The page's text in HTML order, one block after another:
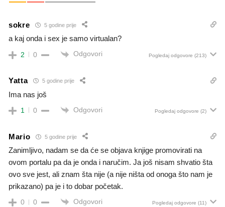
sokre 5 godine prije
a kaj onda i sex je samo virtualan?
2 0 Odgovori Pogledaj odgovore (213)
Yatta 5 godine prije
Ima nas još
1 0 Odgovori Pogledaj odgovore (2)
Mario 5 godine prije
Zanimljivo, nadam se da će se objava knjige promovirati na
ovom portalu pa da je onda i naručim. Ja još nisam shvatio šta
ovo sve jest, ali znam šta nije (a nije ništa od onoga što nam je
prikazano) pa je i to dobar početak.
0 0 Odgovori Pogledaj odgovore (11)